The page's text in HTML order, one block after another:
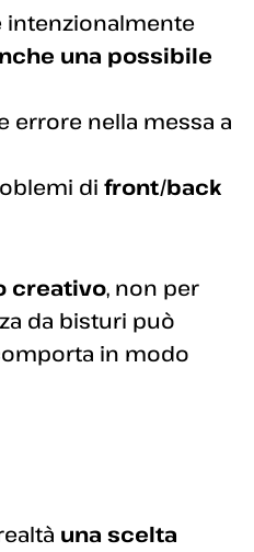
intenzionalmente
una possibile
errore nella messa a
di front/back
creativo, non per
da bisturi può
in modo
una scelta